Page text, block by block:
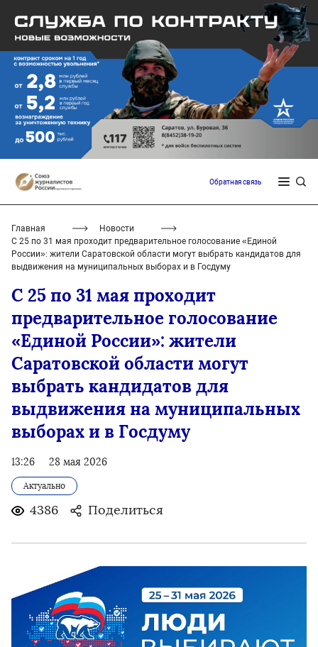
Обратная связь
Главная
Новости
С 25 по 31 мая проходит предварительное голосование «Единой
России»: жители Саратовской области могут выбрать кандидатов для
выдвижения на муниципальных выборах и в Госдуму
С 25 по 31 мая проходит
предварительное голосование
«Единой России»: жители
Саратовской области могут
выбрать кандидатов для
выдвижения на муниципальных
выборах и в Госдуму
13:26 28 мая 2026
Актуально
4386 Поделиться